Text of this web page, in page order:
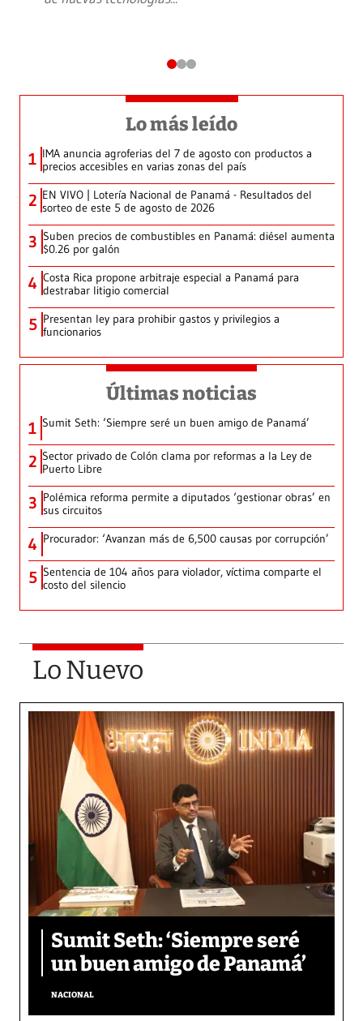
Lo más leído
1 IMA anuncia agroferias del 7 de agosto con productos a
precios accesibles en varias zonas del país
2 EN VIVO | Lotería Nacional de Panamá - Resultados del
sorteo de este 5 de agosto de 2026
3 Suben precios de combustibles en Panamá: diésel aumenta
$0.26 por galón
4 Costa Rica propone arbitraje especial a Panamá para
destrabar litigio comercial
5 Presentan ley para prohibir gastos y privilegios a
funcionarios
Últimas noticias
1 Sumit Seth: ‘Siempre seré un buen amigo de Panamá’
2 Sector privado de Colón clama por reformas a la Ley de
Puerto Libre
3 Polémica reforma permite a diputados ‘gestionar obras’ en
sus circuitos
4 Procurador: ‘Avanzan más de 6,500 causas por corrupción’
5 Sentencia de 104 años para violador, víctima comparte el
costo del silencio
Lo Nuevo
Sumit Seth: ‘Siempre seré
un buen amigo de Panamá’
NACIONAL